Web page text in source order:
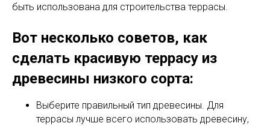
быть использована для строительства террасы.
Вот несколько советов, как
сделать красивую террасу из
древесины низкого сорта:
Выберите правильный тип древесины. Для
террасы лучше всего использовать древесину,